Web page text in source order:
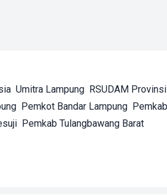
Umitra Lampung RSUDAM
Pemkot Bandar Lampung
Pemkab Tulangbawang Barat